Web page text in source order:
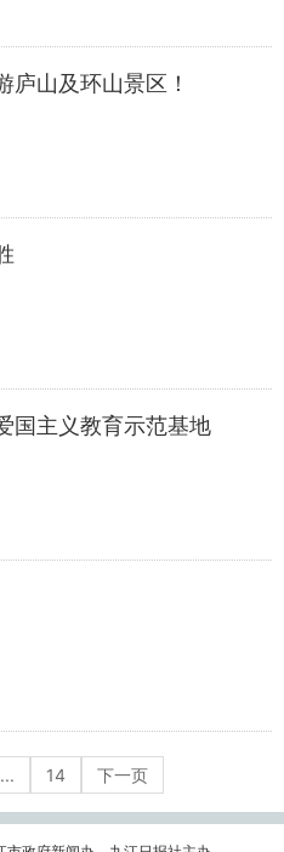
庐山及环山景区！
国主义教育示范基地
... 14 下一页